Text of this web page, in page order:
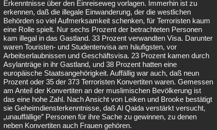
Erkenntnisse über den Einreiseweg vorlagen. Immerhin ist zu
erkennen, daß die illegale Einwanderung, der die westlichen
Behörden so viel Aufmerksamkeit schenken, für Terroristen kaum
eine Rolle spielt. Nur sechs Prozent der betrachteten Personen
kam illegal in das Gastland. 33 Prozent verwandten Visa. Darunter
waren Touristen- und Studentenvisa am häufigsten, vor
Arbeitserlaubnissen und Geschäftsvisa. 23 Prozent kamen durch
Asylanträge in ihr Gastland, und 38 Prozent hatten eine
europäische Staatsangehörigkeit. Auffällig war auch, daß neun
Prozent oder 35 der 373 Terroristen Konvertiten waren. Gemessen
am Anteil der Konvertiten an der muslimischen Bevölkerung ist
das eine hohe Zahl. Nach Ansicht von Leiken und Brooke bestätigt
sie Geheimdiensterkenntnisse, daß Al Qaida verstärkt versucht,
„unauffällige” Personen für ihre Sache zu gewinnen, zu denen
neben Konvertiten auch Frauen gehören.